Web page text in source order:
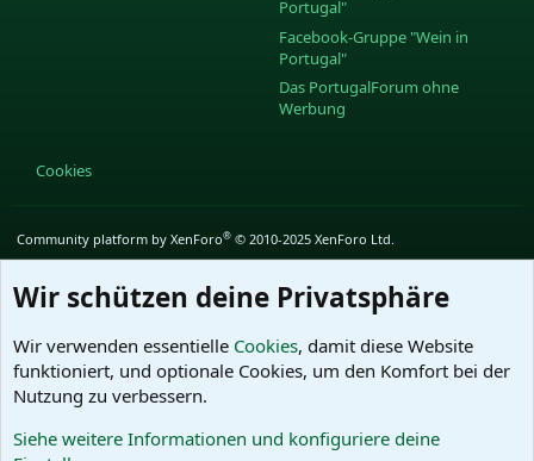
Portugal"
Facebook-Gruppe "Wein in
Portugal"
Das PortugalForum ohne
Werbung
Cookies
Community platform by XenForo® © 2010-2025 XenForo Ltd.
Wir schützen deine Privatsphäre
Wir verwenden essentielle Cookies, damit diese Website
funktioniert, und optionale Cookies, um den Komfort bei der
Nutzung zu verbessern.
Siehe weitere Informationen und konfiguriere deine